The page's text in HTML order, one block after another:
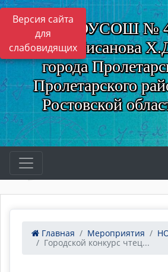
Версия сайта
для
слабовидящих
МБОУСОШ №
им. Нисанова
города
Пролетарского
Ростовской
Главная Мероприятия
Городской конкурс чтец...